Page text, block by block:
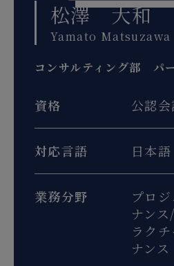
松澤 大和
Yamato Matsuzawa
コンサルティング部 パ
資格 公認
対応言語 日本語
業務分野
プロ
ナ
ラク
ナンス